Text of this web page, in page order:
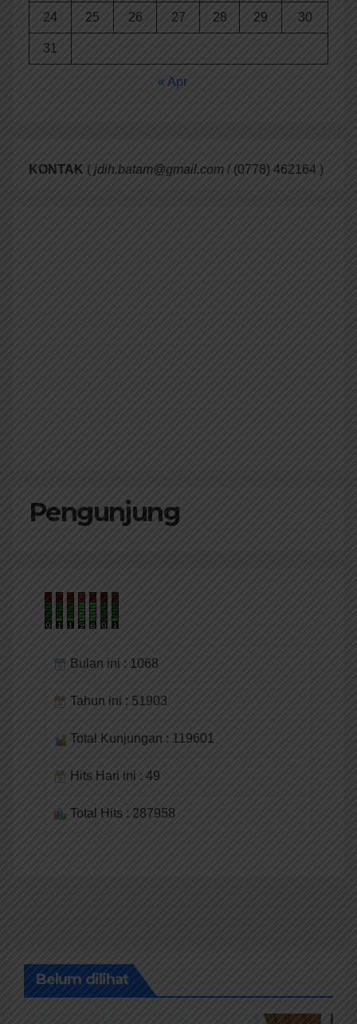
24 25 26 27 28 29 30
31
« Apr
KONTAK ( jdih.batam@gmail.com / (0778) 462164 )
Pengunjung
Bulan ini : 1068
Tahun ini : 51903
Total Kunjungan : 119601
Hits Hari ini : 49
Total Hits : 287958
Belum dilihat